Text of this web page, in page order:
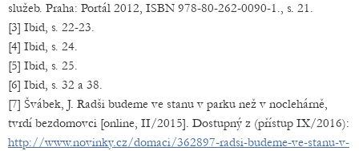
služeb. Praha: Portál 2012, ISBN 978-80-262-0090-1., s. 21.
[3] Ibid, s. 22-23.
[4] Ibid, s. 24.
[5] Ibid, s. 25.
[6] Ibid, s. 32 a 38.
[7] Švábek, J. Radši budeme ve stanu v parku než v noclehárně,
tvrdí bezdomovci [online, II/2015]. Dostupný z (přístup IX/2016):
http://www.novinky.cz/domaci/362897-radsi-budeme-ve-stanu-v-